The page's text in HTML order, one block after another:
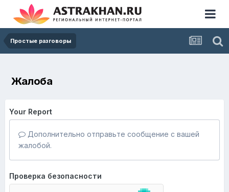
Простые разговоры
Жалоба
Your Report
Дополнительно отправьте сообщение с вашей
жалобой.
Проверка безопасности